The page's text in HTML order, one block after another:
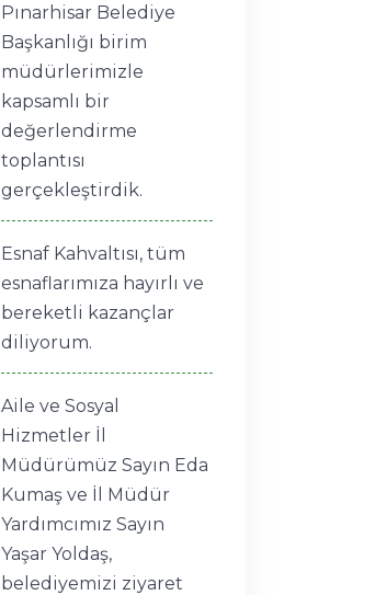
Pınarhisar Belediye
Başkanlığı birim
müdürlerimizle
kapsamlı bir
değerlendirme
toplantısı
gerçekleştirdik.
Esnaf Kahvaltısı, tüm
esnaflarımıza hayırlı ve
bereketli kazançlar
diliyorum.
Aile ve Sosyal
Hizmetler İl
Müdürümüz Sayın Eda
Kumaş ve İl Müdür
Yardımcımız Sayın
Yaşar Yoldaş,
belediyemizi ziyaret